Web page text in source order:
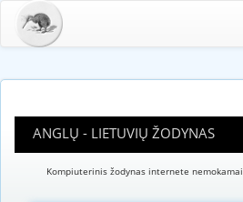
ANGLŲ - LIETUVIŲ ŽODYNAS
Kompiuterinis žodynas internete nemokamai